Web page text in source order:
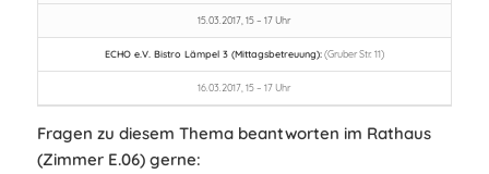
15.03.2017, 15 – 17 Uhr
ECHO e.V. Bistro Lämpel 3 (Mittagsbetreuung):(Gruber Str. 11)
16.03.2017, 15 – 17 Uhr
Fragen zu diesem Thema beantworten im Rathaus
(Zimmer E.06) gerne: